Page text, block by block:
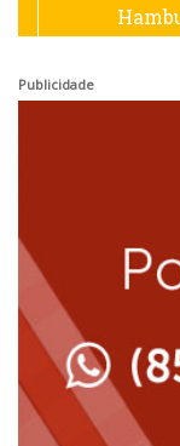
Publicidade